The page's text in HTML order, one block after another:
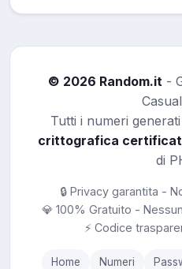
© 2026 Random.it-
Tutti i numeri
crittografica
di
🔒 Privacy garantita -
💎 100% Gratuito -
⚡ Codice
Home Numeri